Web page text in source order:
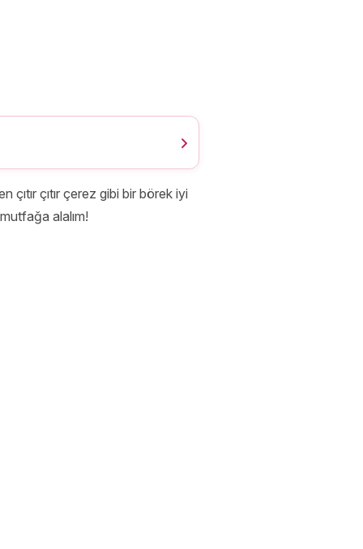
çıtır çıtır çerez gibi bir börek iyi
alalım!